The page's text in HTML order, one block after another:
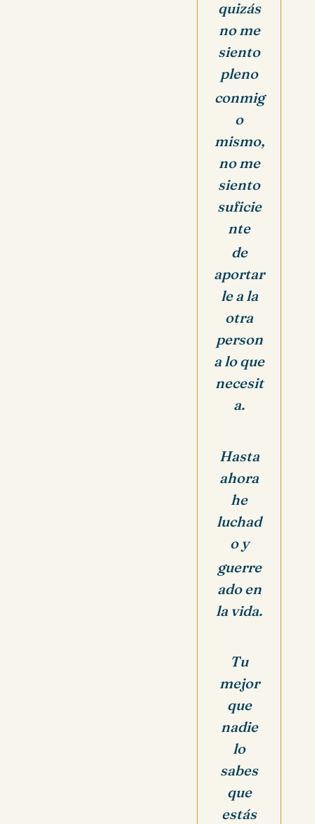
quizás
no me
siento
pleno
conmig
o
mismo,
no me
siento
suficie
nte
de
aportar
le a la
otra
person
a lo que
necesit
a.
Hasta
ahora
he
luchad
o y
guerre
ado en
la vida.
Tu
mejor
que
nadie
lo
sabes
que
estás